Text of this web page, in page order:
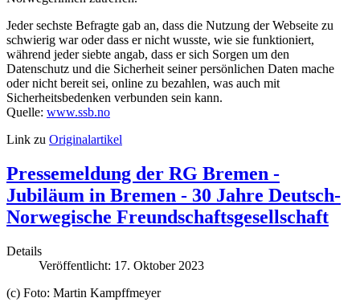
Jeder sechste Befragte gab an, dass die Nutzung der Webseite zu
schwierig war oder dass er nicht wusste, wie sie funktioniert,
während jeder siebte angab, dass er sich Sorgen um den
Datenschutz und die Sicherheit seiner persönlichen Daten mache
oder nicht bereit sei, online zu bezahlen, was auch mit
Sicherheitsbedenken verbunden sein kann.
Quelle: www.ssb.no
Link zu Originalartikel
Pressemeldung der RG Bremen -
Jubiläum in Bremen - 30 Jahre Deutsch-
Norwegische Freundschaftsgesellschaft
Details
Veröffentlicht: 17. Oktober 2023
(c) Foto: Martin Kampffmeyer